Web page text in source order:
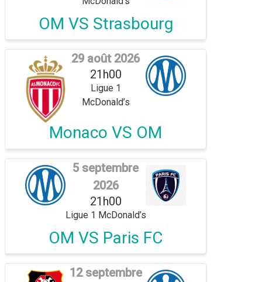
OM VS Strasbourg
29 août 2026
21h00
Ligue 1
McDonald’s
Monaco VS OM
5 septembre
2026
21h00
Ligue 1 McDonald’s
OM VS Paris FC
12 septembre